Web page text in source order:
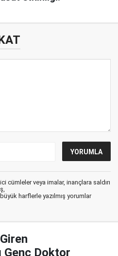
cümleler veya imalar, inançlara saldırı
harflerle yazılmış yorumlar
Genç Doktor